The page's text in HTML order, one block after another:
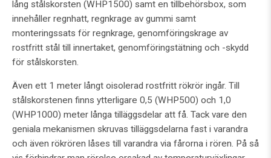
lång stålskorsten (WHP1500) samt en tillbehörsbox, som
innehåller regnhatt, regnkrage av gummi samt
monteringssats för regnkrage, genomföringskrage av
rostfritt stål till innertaket, genomföringstätning och -skydd
för stålskorsten.
Även ett 1 meter långt oisolerad rostfritt rökrör ingår. Till
stålskorstenen finns ytterligare 0,5 (WHP500) och 1,0
(WHP1000) meter långa tilläggsdelar att få. Tack vare den
geniala mekanismen skruvas tilläggsdelarna fast i varandra
och även rökrören låses till varandra via fårorna i rören. På så